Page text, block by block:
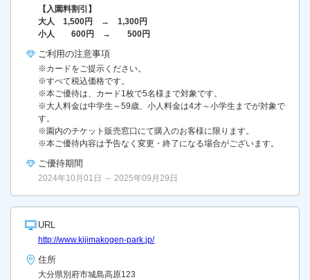
【入園料割引】
大人 1,500円 → 1,300円
小人 600円 → 500円
ご利用の注意事項
※カードをご提示ください。
※すべて税込価格です。
※本ご優待は、カード1枚で5名様まで対象です。
※大人料金は中学生～59歳、小人料金は4才～小学生までが対象で
す。
※園内のチケット販売窓口にて購入のお客様に限ります。
※本ご優待内容は予告なく変更・終了になる場合がございます。
ご優待期間
2024年10月01日 ～ 2025年09月29日
URL
http://www.kijimakogen-park.jp/
住所
大分県別府市城島高原123